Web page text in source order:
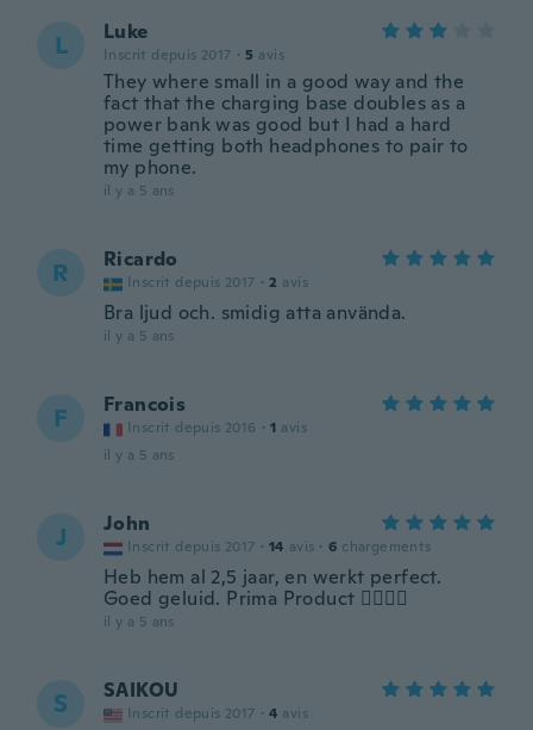
L Luke
Inscrit depuis 2017 · 5 avis
They where small in a good way and the
fact that the charging base doubles as a
power bank was good but I had a hard
time getting both headphones to pair to
my phone.
il y a 5 ans
R Ricardo
Inscrit depuis 2017 · 2 avis
Bra ljud och. smidig atta använda.
il y a 5 ans
F Francois
Inscrit depuis 2016 · 1 avis
il y a 5 ans
J John
Inscrit depuis 2017 · 14 avis · 6 chargements
Heb hem al 2,5 jaar, en werkt perfect.
Goed geluid. Prima Product 👍🏽👍🏽
il y a 5 ans
S SAIKOU
Inscrit depuis 2017 · 4 avis